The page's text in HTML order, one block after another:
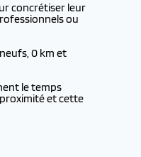
concrétiser leur
ou
0 km et
le temps
et cette